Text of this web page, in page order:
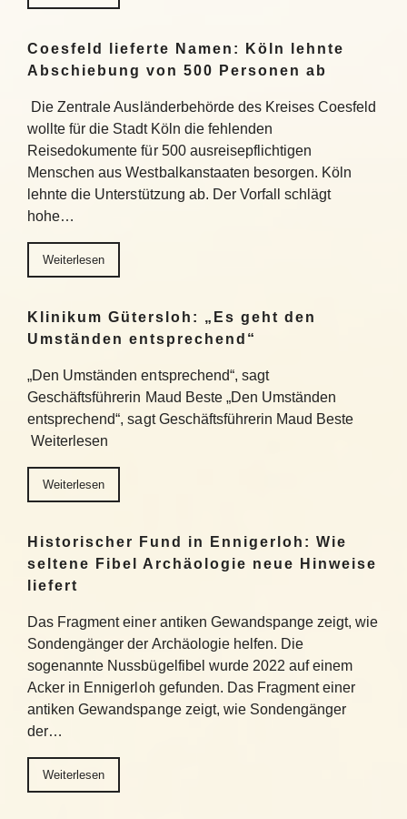
Coesfeld lieferte Namen: Köln lehnte
Abschiebung von 500 Personen ab
Die Zentrale Ausländerbehörde des Kreises Coesfeld
wollte für die Stadt Köln die fehlenden
Reisedokumente für 500 ausreisepflichtigen
Menschen aus Westbalkanstaaten besorgen. Köln
lehnte die Unterstützung ab. Der Vorfall schlägt
hohe…
Weiterlesen
Klinikum Gütersloh: „Es geht den
Umständen entsprechend“
„Den Umständen entsprechend“, sagt
Geschäftsführerin Maud Beste „Den Umständen
entsprechend“, sagt Geschäftsführerin Maud Beste
Weiterlesen
Weiterlesen
Historischer Fund in Ennigerloh: Wie
seltene Fibel Archäologie neue Hinweise
liefert
Das Fragment einer antiken Gewandspange zeigt, wie
Sondengänger der Archäologie helfen. Die
sogenannte Nussbügelfibel wurde 2022 auf einem
Acker in Ennigerloh gefunden. Das Fragment einer
antiken Gewandspange zeigt, wie Sondengänger
der…
Weiterlesen